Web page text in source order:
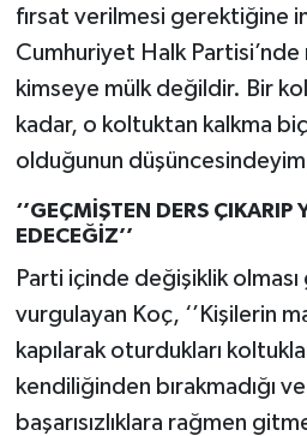
fırsat verilmesi gerektiğine
Cumhuriyet Halk Partisi’nde
kimseye mülk değildir. Bir
kadar, o koltuktan kalkma
olduğunun
‘’GEÇMİŞTEN DERS ÇIKARIP
EDECEĞİZ’’
Parti içinde değişiklik
vurgulayan Koç, ‘’Kişilerin
kapılarak oturdukları
kendiliğinden bırakmadığı
başarısızlıklara rağmen